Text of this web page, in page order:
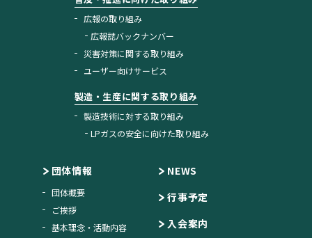
団体情報
団体概要
ご挨拶
基本理念・活動内容
広報の取り組み
広報誌バックナンバー
災害対策に関する取り組み
ユーザー向けサービス
製造・生産に関する取り組み
製造技術に対する取り組み
LPガスの安全に向けた取り組み
NEWS
行事予定
入会案内